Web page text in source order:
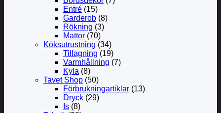
Entré (15)
Garderob (8)
Rökning (3)
Mattor (70)
Köksutrustning (34)
Tillagning (19)
Varmhållning (7)
Kyla (8)
Tavet Shop (50)
Förbrukningartiklar (13)
Dryck (29)
Is (8)